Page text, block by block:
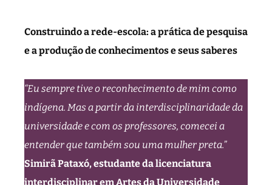
Construindo a rede-escola: a prática de pesquisa
e a produção de conhecimentos e seus saberes
“Eu sempre tive o reconhecimento de mim como
indígena. Mas a partir da interdisciplinaridade da
universidade e com os professores, comecei a
entender que também sou uma mulher preta.”
Simirã Pataxó, estudante da licenciatura
interdisciplinar em Artes da Universidade